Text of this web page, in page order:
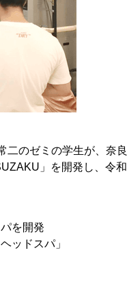
二のゼミの学生が、奈良
」を開発し、令和
を開発
ッドスパ」